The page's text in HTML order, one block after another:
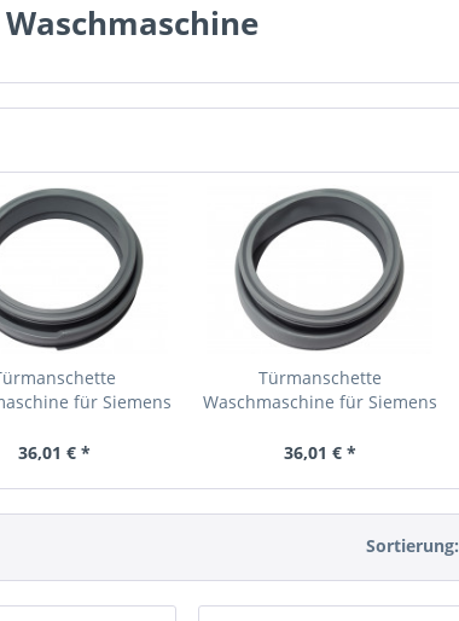
für Siemens
36,01 € *
Türmanschette
Waschmaschine für Siemens
36,01 € *
Sortierung: